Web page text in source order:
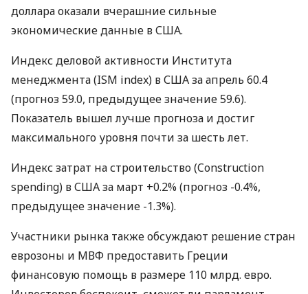
доллара оказали вчерашние сильные
экономические данные в США.
Индекс деловой активности Института
менеджмента (ISM index) в США за апрель 60.4
(прогноз 59.0, предыдущее значение 59.6).
Показатель вышел лучше прогноза и достиг
максимального уровня почти за шесть лет.
Индекс затрат на строительство (Construction
spending) в США за март +0.2% (прогноз -0.4%,
предыдущее значение -1.3%).
Участники рынка также обсуждают решение стран
еврозоны и МВФ предоставить Греции
финансовую помощь в размере 110 млрд. евро.